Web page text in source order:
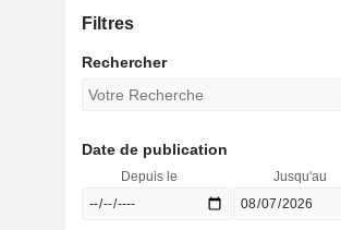
Filtres
Rechercher
Date de publication
Depuis le Jusqu'au